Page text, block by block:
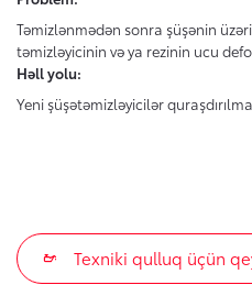
Təmizlənmədən sonra şüşənin
təmizləyicinin və ya rezinin ucu
Həll yolu:
Yeni şüşətəmizləyicilər
Texniki qulluq üçün